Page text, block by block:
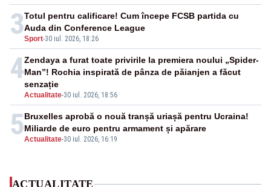
3Sport-30 iul. 2026, 18:26
Totul pentru calificare! Cum începe FCSB partida cu
Auda din Conference League
4
Actualitate-30 iul. 2026, 18:56
Zendaya a furat toate privirile la premiera noului „Spider-
Man”! Rochia inspirată de pânza de păianjen a făcut
senzație
5Actualitate-30 iul. 2026, 16:19
Bruxelles aprobă o nouă tranșă uriașă pentru Ucraina!
Miliarde de euro pentru armament și apărare
ACTUALITATE